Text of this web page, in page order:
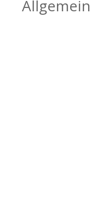
Allgemein